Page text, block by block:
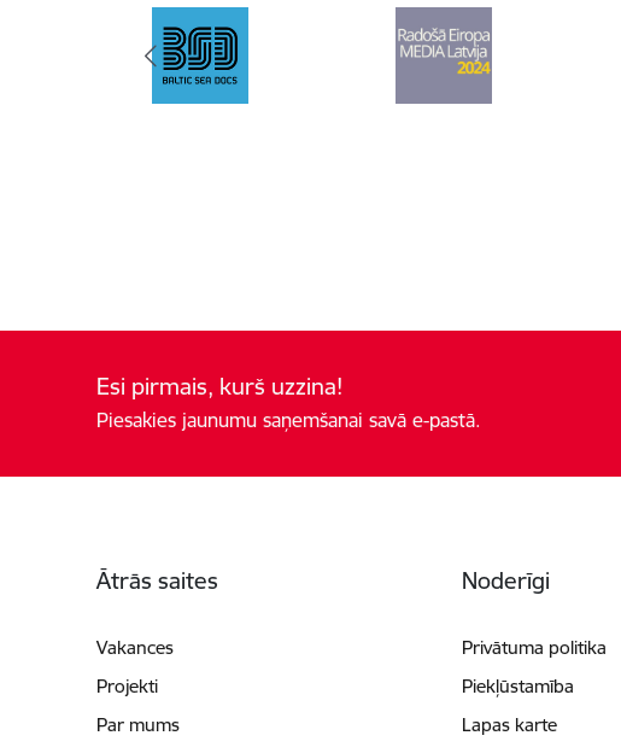
Esi pirmais, kurš uzzina!
Piesakies jaunumu saņemšanai savā e-pastā.
Ātrās saites
Vakances
Projekti
Par mums
Noderīgi
Privātuma politika
Piekļūstamība
Lapas karte